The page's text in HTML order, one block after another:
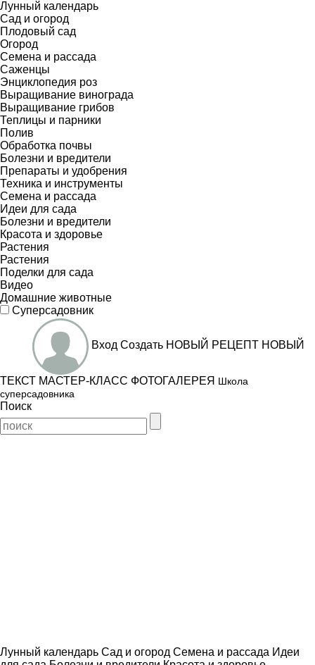
Лунный календарь
Сад и огород
Плодовый сад
Огород
Семена и рассада
Саженцы
Энциклопедия роз
Выращивание винограда
Выращивание грибов
Теплицы и парники
Полив
Обработка почвы
Болезни и вредители
Препараты и удобрения
Техника и инструменты
Семена и рассада
Идеи для сада
Болезни и вредители
Красота и здоровье
Растения
Растения
Поделки для сада
Видео
Домашние животные
Суперсадовник
Вход Создать НОВЫЙ РЕЦЕПТ НОВЫЙ
ТЕКСТ МАСТЕР-КЛАСС ФОТОГАЛЕРЕЯ Школа
суперсадовника
Поиск
Лунный календарь Сад и огород Семена и рассада Идеи